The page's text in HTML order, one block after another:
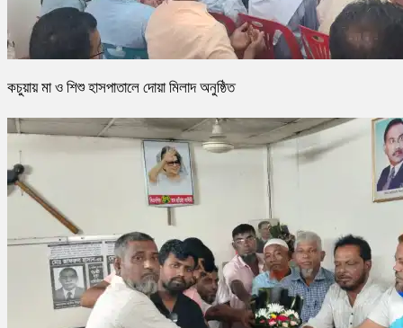
কচুয়ায় মা ও শিশু হাসপাতালে দোয়া মিলাদ অনুষ্ঠিত